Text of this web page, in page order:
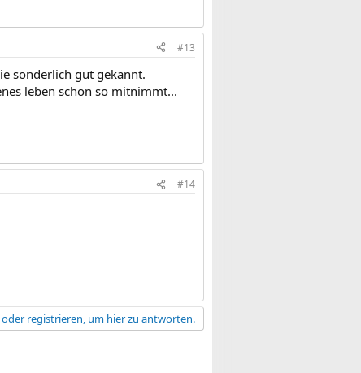
#13
sonderlich gut gekannt.
leben schon so mitnimmt...
#14
registrieren, um hier zu antworten.